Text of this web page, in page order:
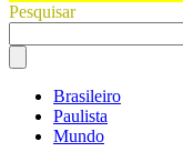
Pesquisar
Brasileiro
Paulista
Mundo